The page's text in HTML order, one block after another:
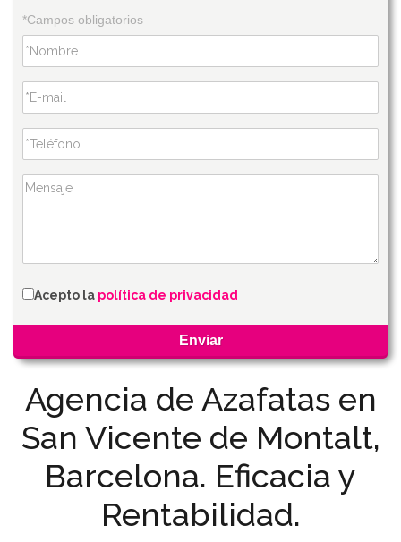
Agencia de Azafatas en
San Vicente de Montalt,
Barcelona. Eficacia y
Rentabilidad.
*Campos obligatorios
Acepto la política de privacidad